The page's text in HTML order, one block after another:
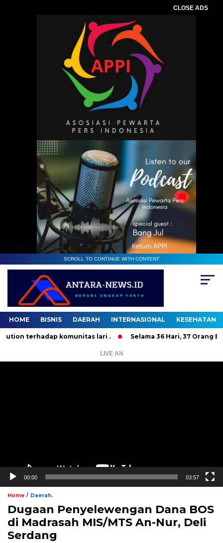
CLOSE ADS
SCROLL TO CONTINUE WITH CONTENT
HOME BISNIS DAERAH INTERNASIONAL KESEHATAN
komunitas lari . Selama 36 Hari, 37 Orang Bandit
LIVE AN
00:00 03:57
Home / Daerah.
Dugaan Penyelewengan Dana BOS
di Madrasah MIS/MTS An-Nur, Deli
Serdang